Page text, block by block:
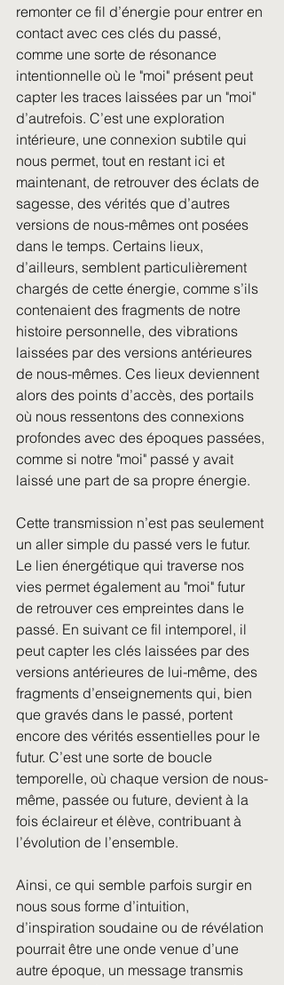
remonter ce fil d’énergie pour entrer en
contact avec ces clés du passé,
comme une sorte de résonance
intentionnelle où le "moi" présent peut
capter les traces laissées par un "moi"
d’autrefois. C’est une exploration
intérieure, une connexion subtile qui
nous permet, tout en restant ici et
maintenant, de retrouver des éclats de
sagesse, des vérités que d’autres
versions de nous-mêmes ont posées
dans le temps. Certains lieux,
d’ailleurs, semblent particulièrement
chargés de cette énergie, comme s’ils
contenaient des fragments de notre
histoire personnelle, des vibrations
laissées par des versions antérieures
de nous-mêmes. Ces lieux deviennent
alors des points d’accès, des portails
où nous ressentons des connexions
profondes avec des époques passées,
comme si notre "moi" passé y avait
laissé une part de sa propre énergie.
Cette transmission n’est pas seulement
un aller simple du passé vers le futur.
Le lien énergétique qui traverse nos
vies permet également au "moi" futur
de retrouver ces empreintes dans le
passé. En suivant ce fil intemporel, il
peut capter les clés laissées par des
versions antérieures de lui-même, des
fragments d’enseignements qui, bien
que gravés dans le passé, portent
encore des vérités essentielles pour le
futur. C’est une sorte de boucle
temporelle, où chaque version de nous-
même, passée ou future, devient à la
fois éclaireur et élève, contribuant à
l’évolution de l’ensemble.
Ainsi, ce qui semble parfois surgir en
nous sous forme d’intuition,
d’inspiration soudaine ou de révélation
pourrait être une onde venue d’une
autre époque, un message transmis